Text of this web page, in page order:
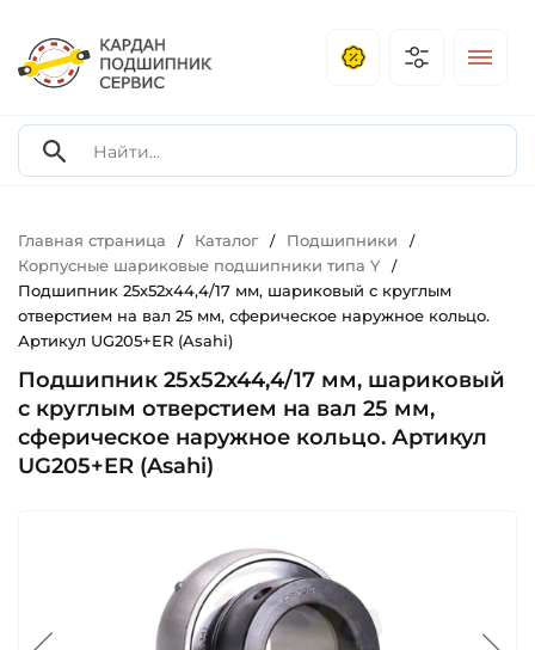
Главная страница / Каталог / Подшипники /
Корпусные шариковые подшипники типа Y /
Подшипник 25х52х44,4/17 мм, шариковый с круглым
отверстием на вал 25 мм, сферическое наружное кольцо.
Артикул UG205+ER (Asahi)
Подшипник 25х52х44,4/17 мм, шариковый
с круглым отверстием на вал 25 мм,
сферическое наружное кольцо. Артикул
UG205+ER (Asahi)